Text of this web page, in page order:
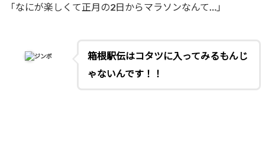
「なにが楽しくて正月の2日からマラソンなんて…」
箱根駅伝はコタツに入ってみるもんじ
ゃないんです！！
ジンボ